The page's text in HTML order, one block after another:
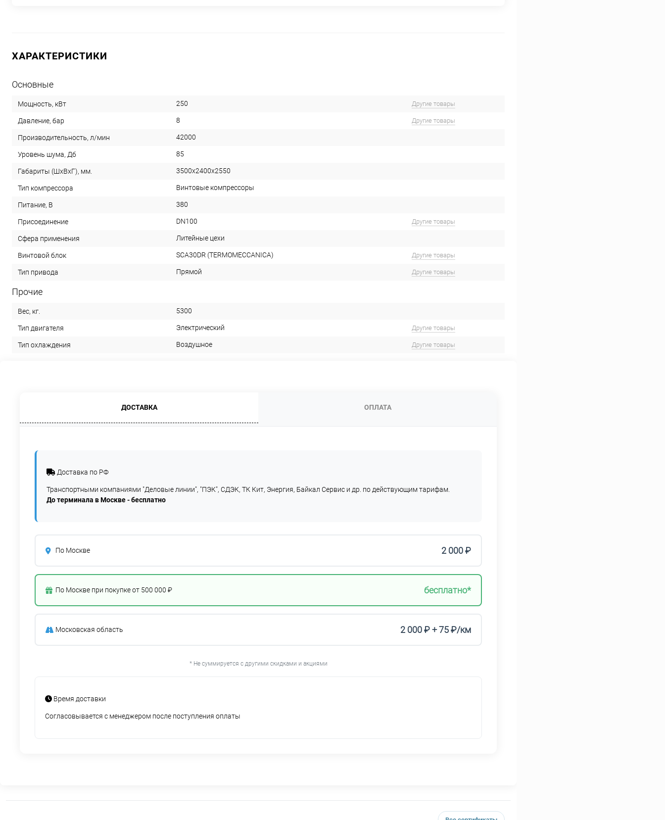
ХАРАКТЕРИСТИКИ
Основные
Мощность, кВт 250 Другие товары
Давление, бар 8 Другие товары
Производительность, л/мин 42000
Уровень шума, Дб 85
Габариты (ШхВхГ), мм. 3500х2400х2550
Тип компрессора Винтовые компрессоры
Питание, В 380
Присоединение DN100 Другие товары
Сфера применения Литейные цехи
Винтовой блок SCA30DR (TERMOMECCANICA) Другие товары
Тип привода Прямой Другие товары
Прочие
Вес, кг. 5300
Тип двигателя Электрический Другие товары
Тип охлаждения Воздушное Другие товары
ДОСТАВКА ОПЛАТА
Доставка по РФ
Транспортными компаниями "Деловые линии", "ПЭК", СДЭК, ТК Кит, Энергия, Байкал Сервис и др. по действующим тарифам.
До терминала в Москве - бесплатно
По Москве 2 000 ₽
По Москве при покупке от 500 000 ₽ бесплатно*
Московская область 2 000 ₽ + 75 ₽/км
* Не суммируется с другими скидками и акциями
Время доставки
Согласовывается с менеджером после поступления оплаты